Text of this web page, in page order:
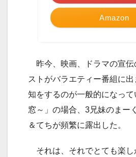
Amazon
昨今、映画、ドラマの宣伝
ストがバラエティー番組に
知をするのが一般的になって
窓～」の場合、3兄妹のまー
＆てちが頻繁に露出した。
それは、それでとても楽し